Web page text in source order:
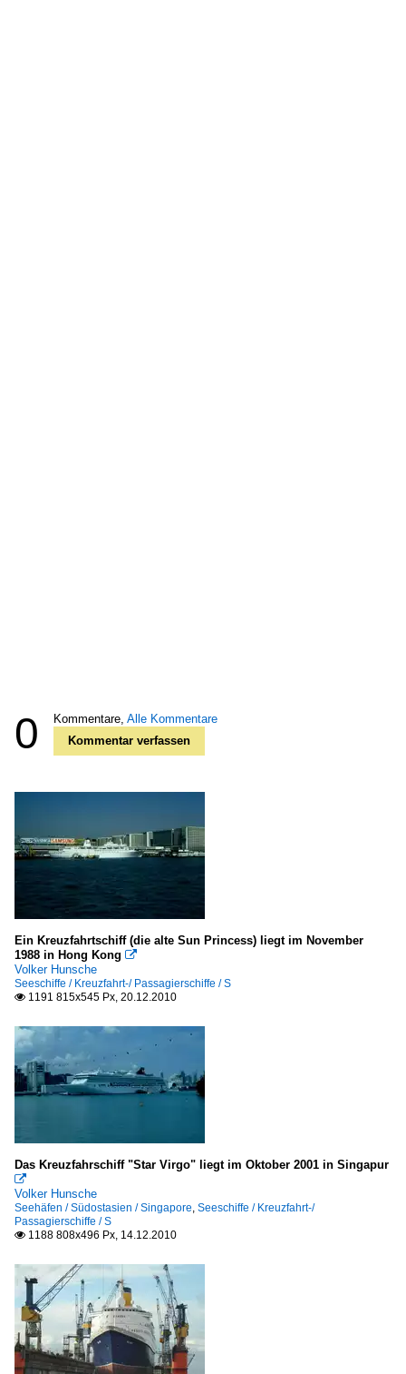
0 Kommentare, Alle Kommentare
Kommentar verfassen
Ein Kreuzfahrtschiff (die alte Sun Princess) liegt im November
1988 in Hong Kong 
Volker Hunsche
Seeschiffe / Kreuzfahrt-/ Passagierschiffe / S
 1191 815x545 Px, 20.12.2010
Das Kreuzfahrschiff "Star Virgo" liegt im Oktober 2001 in Singapur

Volker Hunsche
Seehäfen / Südostasien / Singapore, Seeschiffe / Kreuzfahrt-/
Passagierschiffe / S
 1188 808x496 Px, 14.12.2010